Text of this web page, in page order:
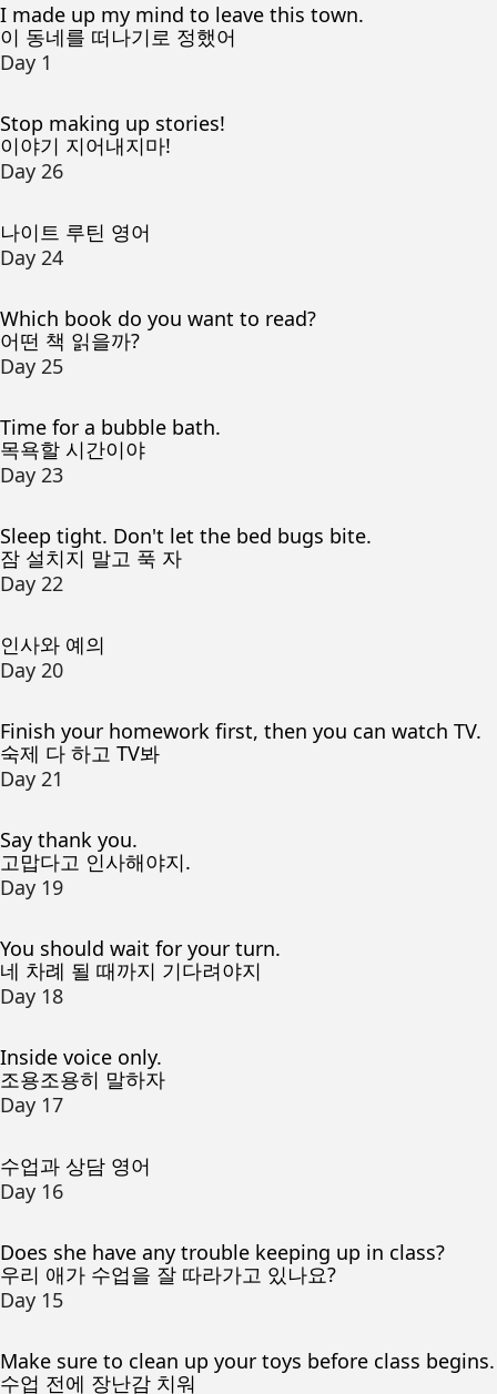
I made up my mind to leave this town.
이 동네를 떠나기로 정했어
Day 1
Stop making up stories!
이야기 지어내지마!
Day 26
나이트 루틴 영어
Day 24
Which book do you want to read?
어떤 책 읽을까?
Day 25
Time for a bubble bath.
목욕할 시간이야
Day 23
Sleep tight. Don't let the bed bugs bite.
잠 설치지 말고 푹 자
Day 22
인사와 예의
Day 20
Finish your homework first, then you can watch TV.
숙제 다 하고 TV봐
Day 21
Say thank you.
고맙다고 인사해야지.
Day 19
You should wait for your turn.
네 차례 될 때까지 기다려야지
Day 18
Inside voice only.
조용조용히 말하자
Day 17
수업과 상담 영어
Day 16
Does she have any trouble keeping up in class?
우리 애가 수업을 잘 따라가고 있나요?
Day 15
Make sure to clean up your toys before class begins.
수업 전에 장난감 치워